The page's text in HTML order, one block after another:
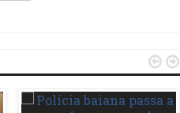
 